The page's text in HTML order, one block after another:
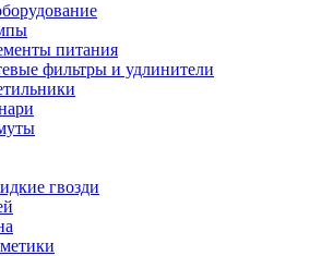
питания
фильтры и удлинители
гвозди